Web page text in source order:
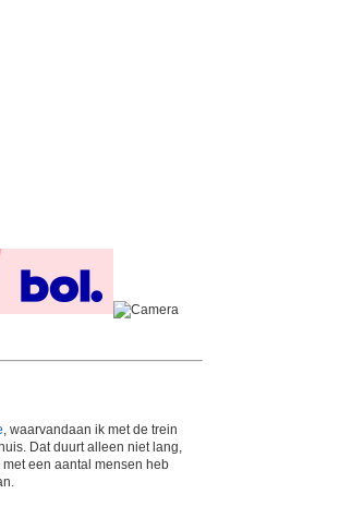
, waarvandaan ik met de trein
Dat duurt alleen niet lang,
met een aantal mensen heb